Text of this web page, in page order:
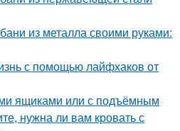
из металла своими руками:
с помощью лайфхаков от
ящиками или с подъёмным
нужна ли вам кровать с